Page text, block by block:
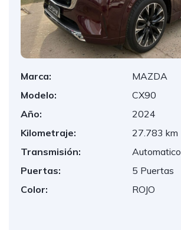
Marca:
MAZDA
Modelo:
CX90
Año:
2024
Kilometraje:
27.783 km
Transmisión:
Automatico
Puertas:
5 Puertas
Color:
ROJO